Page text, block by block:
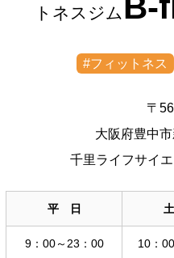
トネスジム
#フィットネス
〒
大阪府豊中
千里ライフサイ
平 日
9：00～23：00 10：